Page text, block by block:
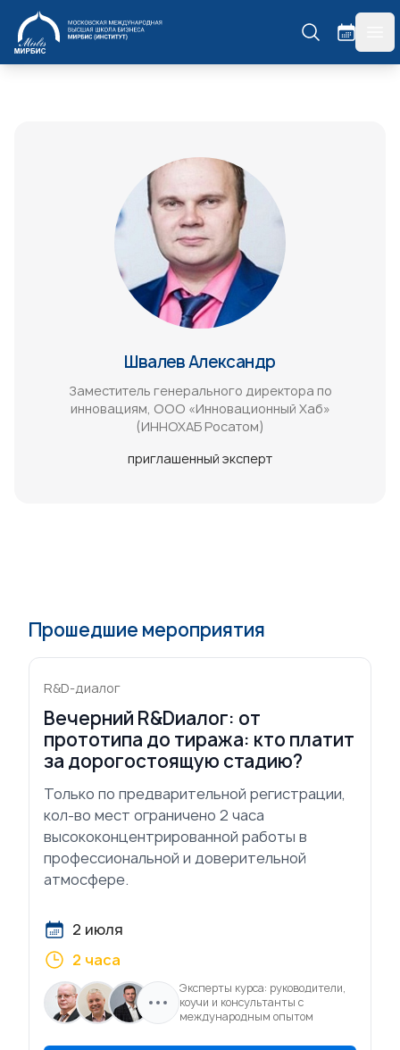
МИРБИС
Швалев Александр
Заместитель генерального директора по
инновациям, ООО «Инновационный Хаб»
(ИННОХАБ Росатом)
приглашенный эксперт
Прошедшие мероприятия
R&D-диалог
Вечерний R&Dиалог: от
прототипа до тиража: кто платит
за дорогостоящую стадию?
Только по предварительной регистрации,
кол-во мест ограничено 2 часа
высококонцентрированной работы в
профессиональной и доверительной
атмосфере.
2 июля
2 часа
Эксперты курса: руководители,
коучи и консультанты с
международным опытом